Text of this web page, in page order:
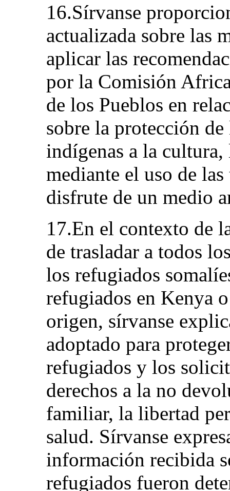
16.Sírvanse
actualizada sobre las
aplicar las
por la Comisión
de los Pueblos en
sobre la protección
indígenas a la
mediante el uso de
disfrute de un medio
17.En el contexto de
de trasladar a todos
los refugiados
refugiados en Kenya
origen, sírvanse
adoptado para
refugiados y los
derechos a la no
familiar, la libertad
salud. Sírvanse
información recibida
refugiados fueron